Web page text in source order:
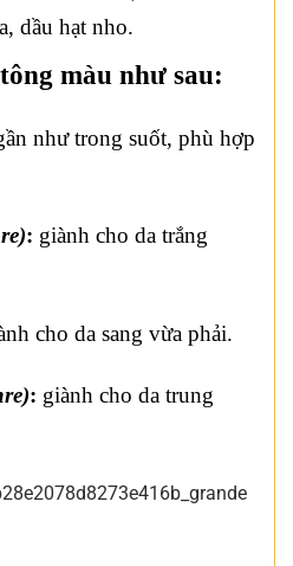
dầu hạt nho.
màu như sau:
như trong suốt, phù hợp
: giành cho da trắng
cho da sang vừa phải.
: giành cho da trung